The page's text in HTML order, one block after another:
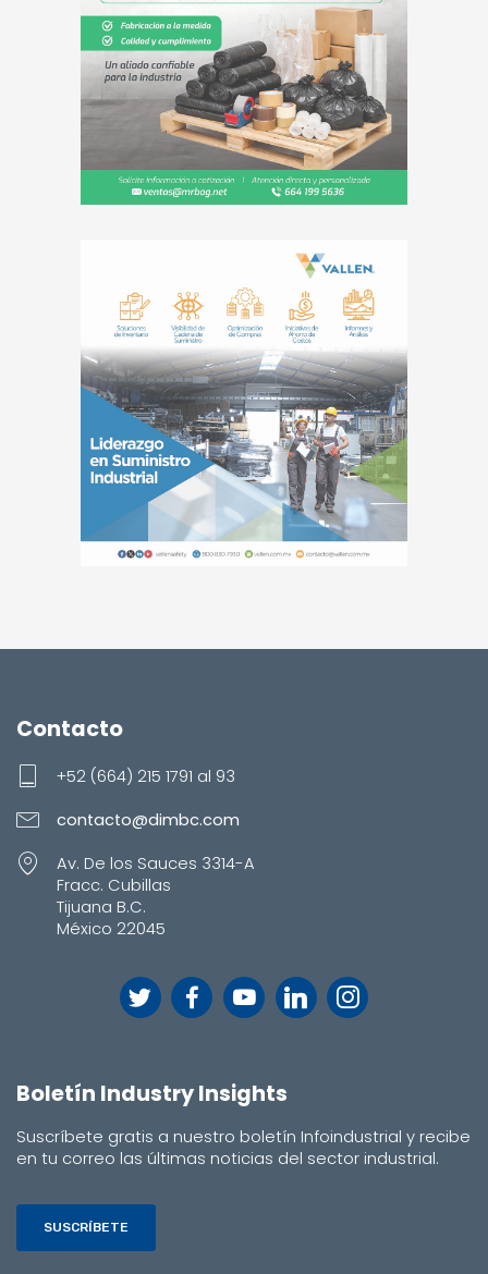
Contacto
+52 (664) 215 1791 al 93
contacto@dimbc.com
Av. De los Sauces 3314-A
Fracc. Cubillas
Tijuana B.C.
México 22045
Boletín Industry Insights
Suscríbete gratis a nuestro boletín Infoindustrial y recibe
en tu correo las últimas noticias del sector industrial.
SUSCRÍBETE